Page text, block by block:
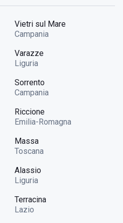
Vietri sul Mare
Campania
Varazze
Liguria
Sorrento
Campania
Riccione
Emilia-Romagna
Massa
Toscana
Alassio
Liguria
Terracina
Lazio